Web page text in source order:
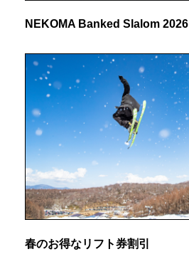
NEKOMA Banked Slalom 2026
春のお得なリフト券割引